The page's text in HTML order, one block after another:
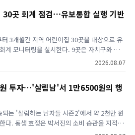
30곳 회계 점검…유보통합 실행 기반
3개월간 지역 어린이집 30곳을 대상으로 유
계 모니터링을 실시한다. 9곳은 자치구와 합
교육청이 자체 점검한다. 점검 결과를 토대로
시교육청은 2026년 8월부터…
2026.08.07
투자…'살림남'서 1만6500원의 행
는 '살림하는 남자들 시즌2'에서 약 2천만 원
다. 동생 효정은 박서진의 소비 습관을 지적하
교통비를 해결하는 '2026년판 만 원의 행복'